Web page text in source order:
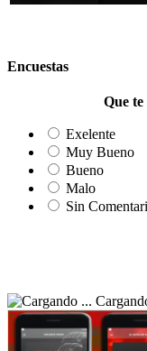
Encuestas
Que
Exelente
Muy Bueno
Bueno
Malo
Sin